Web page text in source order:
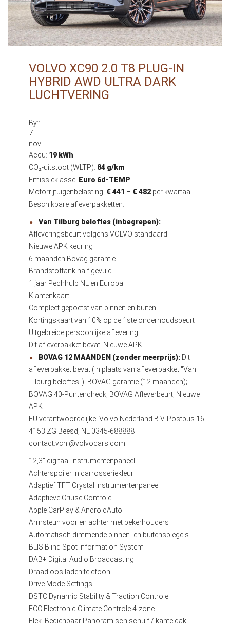
VOLVO XC90 2.0 T8 PLUG-IN
HYBRID AWD ULTRA DARK
LUCHTVERING
By::
7
nov
Accu: 19 kWh
CO₂-uitstoot (WLTP): 84 g/km
Emissieklasse: Euro 6d-TEMP
Motorrijtuigenbelasting: € 441 – € 482 per kwartaal
Beschikbare afleverpakketten:
Van Tilburg beloftes (inbegrepen):
Afleveringsbeurt volgens VOLVO standaard
Nieuwe APK keuring
6 maanden Bovag garantie
Brandstoftank half gevuld
1 jaar Pechhulp NL en Europa
Klantenkaart
Compleet gepoetst van binnen en buiten
Kortingskaart van 10% op de 1ste onderhoudsbeurt
Uitgebreide persoonlijke aflevering
Dit afleverpakket bevat: Nieuwe APK
BOVAG 12 MAANDEN (zonder meerprijs): Dit
afleverpakket bevat (in plaats van afleverpakket "Van
Tilburg beloftes"): BOVAG garantie (12 maanden);
BOVAG 40-Puntencheck; BOVAG Afleverbeurt; Nieuwe
APK
EU verantwoordelijke: Volvo Nederland B.V. Postbus 16
4153 ZG Beesd, NL 0345-688888
contact.vcnl@volvocars.com
12,3" digitaal instrumentenpaneel
Achterspoiler in carrosseriekleur
Adaptief TFT Crystal instrumentenpaneel
Adaptieve Cruise Controle
Apple CarPlay & AndroidAuto
Armsteun voor en achter met bekerhouders
Automatisch dimmende binnen- en buitenspiegels
BLIS Blind Spot Information System
DAB+ Digital Audio Broadcasting
Draadloos laden telefoon
Drive Mode Settings
DSTC Dynamic Stability & Traction Controle
ECC Electronic Climate Controle 4-zone
Elek. Bedienbaar Panoramisch schuif / kanteldak